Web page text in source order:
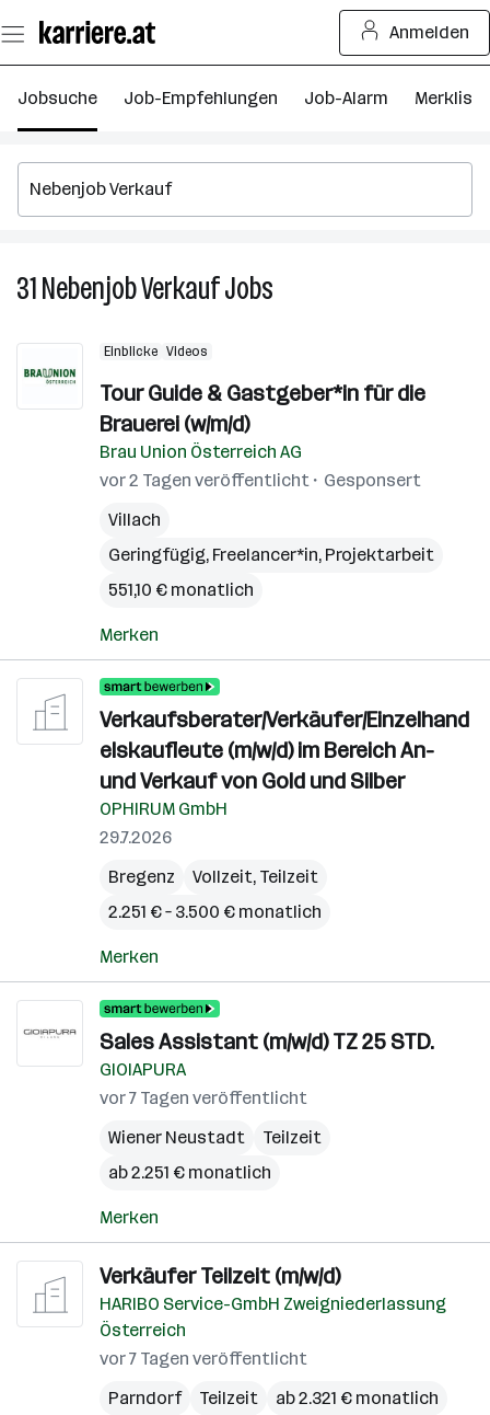
Seiteninhalt
springen
Anmelden
Jobsuche Job-Empfehlungen Job-Alarm Merkliste
31Nebenjob VerkaufJobs
Einblicke Videos
Tour Guide & Gastgeber*in für die
Brauerei (w/m/d)
Brau Union Österreich AG
vor 2 Tagen veröffentlicht
Gesponsert
Villach
Geringfügig, Freelancer*in, Projektarbeit
551,10 € monatlich
Merken
Verkaufsberater/Verkäufer/Einzelhand
elskaufleute (m/w/d) im Bereich An-
und Verkauf von Gold und Silber
OPHIRUM GmbH
29.7.2026
Bregenz
Vollzeit, Teilzeit
2.251 € – 3.500 € monatlich
Merken
Sales Assistant (m/w/d) TZ 25 STD.
GIOIAPURA
vor 7 Tagen veröffentlicht
Wiener Neustadt
Teilzeit
ab 2.251 € monatlich
Merken
Verkäufer Teilzeit (m/w/d)
HARIBO Service-GmbH Zweigniederlassung
Österreich
vor 7 Tagen veröffentlicht
Parndorf
Teilzeit ab 2.321 € monatlich